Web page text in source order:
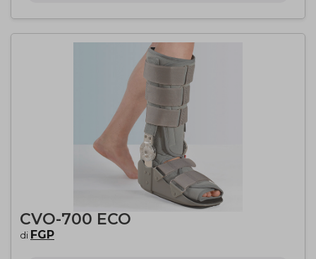
CVO-700 ECO
di FGP